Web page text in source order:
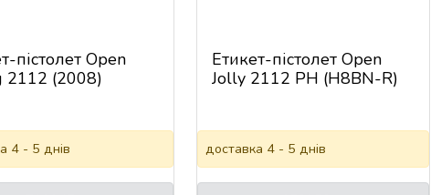
пістолет Open
2112 (2008)
4 - 5 днів
Етикет-пістолет Open
Jolly 2112 PH (H8BN-R)
доставка 4 - 5 днів